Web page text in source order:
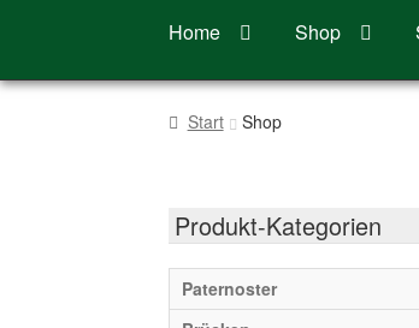
Home Shop
Start Shop
Produkt-Kategorien
Paternoster